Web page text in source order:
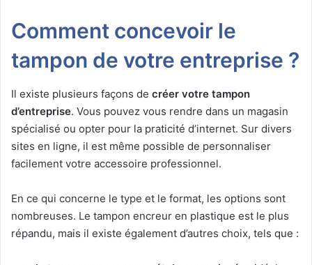
Comment concevoir le
tampon de votre entreprise ?
Il existe plusieurs façons de créer votre tampon
d’entreprise. Vous pouvez vous rendre dans un magasin
spécialisé ou opter pour la praticité d’internet. Sur divers
sites en ligne, il est même possible de personnaliser
facilement votre accessoire professionnel.
En ce qui concerne le type et le format, les options sont
nombreuses. Le tampon encreur en plastique est le plus
répandu, mais il existe également d’autres choix, tels que :